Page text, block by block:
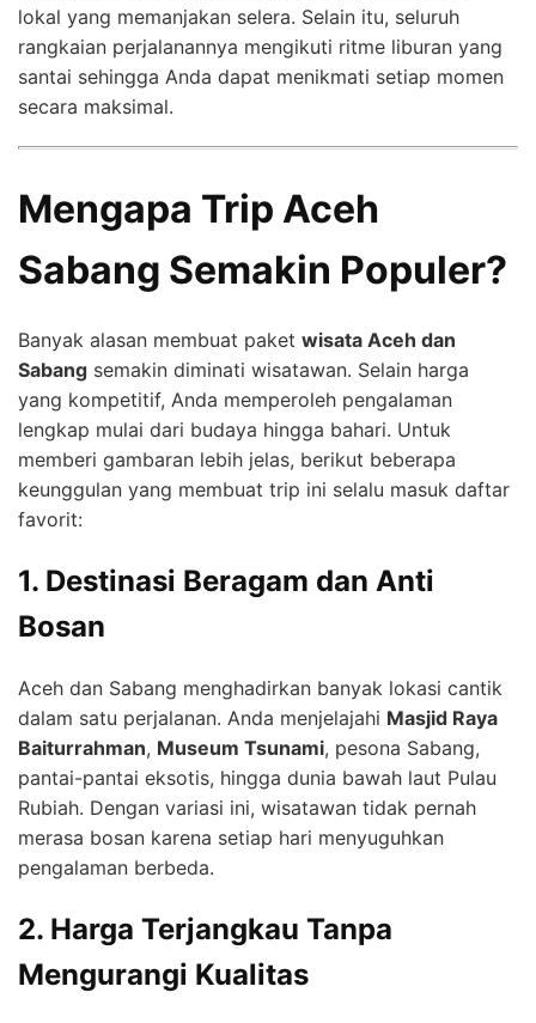
lokal yang memanjakan selera. Selain itu, seluruh
rangkaian perjalanannya mengikuti ritme liburan yang
santai sehingga Anda dapat menikmati setiap momen
secara maksimal.
Mengapa Trip Aceh
Sabang Semakin Populer?
Banyak alasan membuat paket wisata Aceh dan
Sabang semakin diminati wisatawan. Selain harga
yang kompetitif, Anda memperoleh pengalaman
lengkap mulai dari budaya hingga bahari. Untuk
memberi gambaran lebih jelas, berikut beberapa
keunggulan yang membuat trip ini selalu masuk daftar
favorit:
1. Destinasi Beragam dan Anti
Bosan
Aceh dan Sabang menghadirkan banyak lokasi cantik
dalam satu perjalanan. Anda menjelajahi Masjid Raya
Baiturrahman, Museum Tsunami, pesona Sabang,
pantai-pantai eksotis, hingga dunia bawah laut Pulau
Rubiah. Dengan variasi ini, wisatawan tidak pernah
merasa bosan karena setiap hari menyuguhkan
pengalaman berbeda.
2. Harga Terjangkau Tanpa
Mengurangi Kualitas